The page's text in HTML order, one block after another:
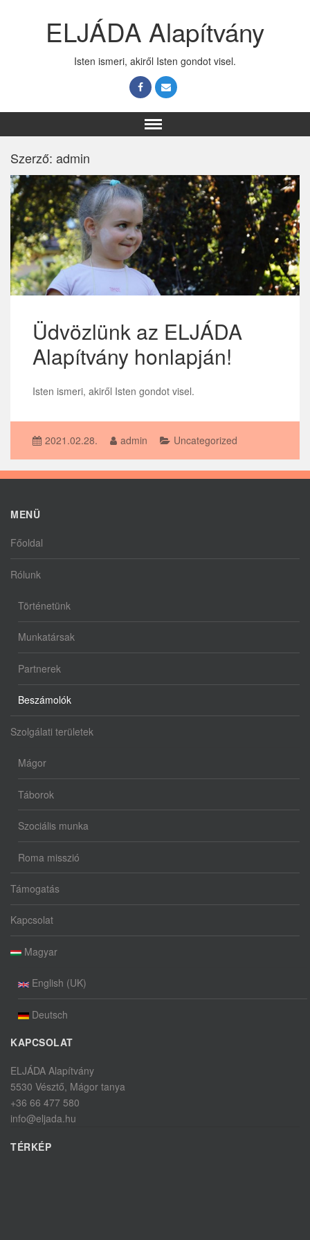
ELJÁDA Alapítvány
Isten ismeri, akiről Isten gondot visel.
Szerző: admin
Üdvözlünk az ELJÁDA
Alapítvány honlapján!
Isten ismeri, akiről Isten gondot visel.
2021.02.28. admin Uncategorized
MENÜ
Főoldal
Rólunk
Történetünk
Munkatársak
Partnerek
Beszámolók
Szolgálati területek
Mágor
Táborok
Szociális munka
Roma misszió
Támogatás
Kapcsolat
Magyar
English (UK)
Deutsch
KAPCSOLAT
ELJÁDA Alapítvány
5530 Vésztő, Mágor tanya
+36 66 477 580
info@eljada.hu
TÉRKÉP